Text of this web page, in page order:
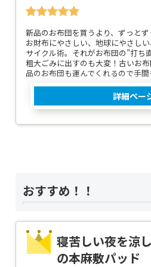
新品のお布団を買うより、ずっと
お財布にやさしい、地球にやさし
サイクル術。それがお布団の”打ち直
粗大ごみに出すのも大変！古いお
品のお布団も運んでくれるので手間
詳細ペー
おすすめ！！
寝苦しい夜を涼
の本麻敷パッド